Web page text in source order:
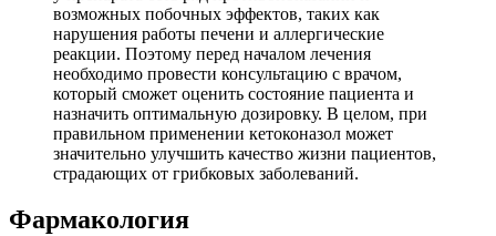
возможных побочных эффектов, таких как
нарушения работы печени и аллергические
реакции. Поэтому перед началом лечения
необходимо провести консультацию с врачом,
который сможет оценить состояние пациента и
назначить оптимальную дозировку. В целом, при
правильном применении кетоконазол может
значительно улучшить качество жизни пациентов,
страдающих от грибковых заболеваний.
Фармакология